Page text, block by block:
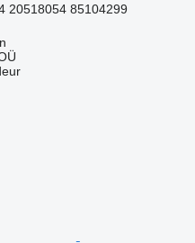
20518054 85104299